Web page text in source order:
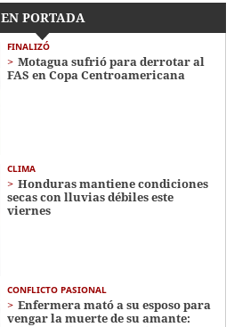
EN PORTADA
FINALIZÓ
Motagua sufrió para derrotar al
FAS en Copa Centroamericana
CLIMA
Honduras mantiene condiciones
secas con lluvias débiles este
viernes
CONFLICTO PASIONAL
Enfermera mató a su esposo para
vengar la muerte de su amante: